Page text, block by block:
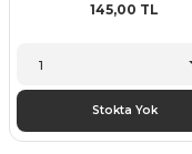
145,00 TL
Stokta Yok